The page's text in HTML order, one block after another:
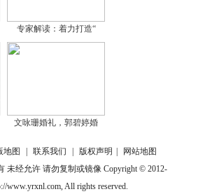
专家解读：着力打造“
文咏珊婚礼，郭碧婷婚
地图 联系我们 版权声明
网站地图
未经允许 请勿复制或镜像 Copyright © 2012-
www.yrxnl.com, All rights reserved.